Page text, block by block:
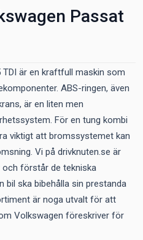
Passat
är en kraftfull maskin som
ABS-ringen, även
är en liten men
För en tung kombi
viktigt att bromssystemet kan
Vi på drivknuten.se är
förstår de tekniska
bil ska bibehålla sin prestanda
är noga utvalt för att
Volkswagen föreskriver för